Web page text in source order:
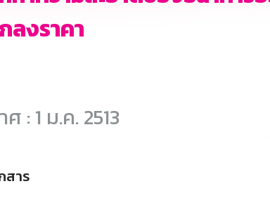
ลงราคา
: 1 ม.ค. 2513
สาร